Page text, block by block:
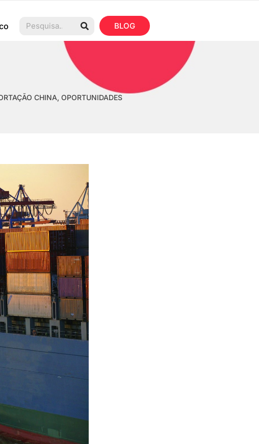
BLOG
CHINA, OPORTUNIDADES